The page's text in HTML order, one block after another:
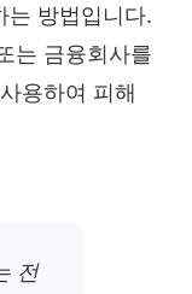
는 방법입니다.
는 금융회사를
용하여 피해
전